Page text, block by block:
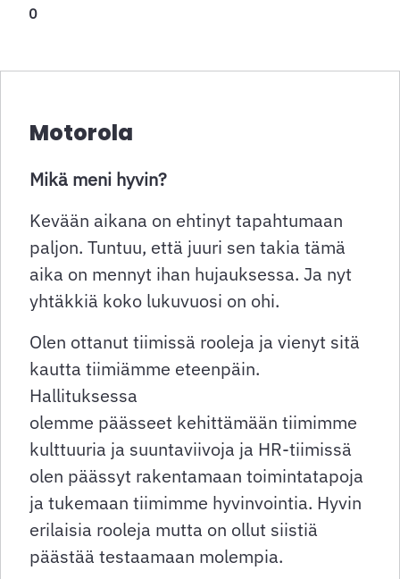
0
Motorola
Mikä meni hyvin?
Kevään aikana on ehtinyt tapahtumaan
paljon. Tuntuu, että juuri sen takia tämä
aika on mennyt ihan hujauksessa. Ja nyt
yhtäkkiä koko lukuvuosi on ohi.
Olen ottanut tiimissä rooleja ja vienyt sitä
kautta tiimiämme eteenpäin.
Hallituksessa
olemme päässeet kehittämään tiimimme
kulttuuria ja suuntaviivoja ja HR-tiimissä
olen päässyt rakentamaan toimintatapoja
ja tukemaan tiimimme hyvinvointia. Hyvin
erilaisia rooleja mutta on ollut siistiä
päästää testaamaan molempia.